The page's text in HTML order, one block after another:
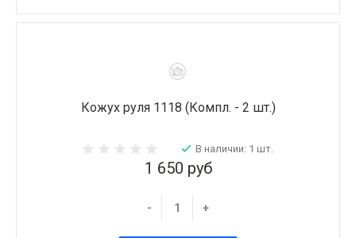
Кожух руля 1118 (Компл. - 2 шт.)
В наличии: 1 шт.
1 650 руб
- +